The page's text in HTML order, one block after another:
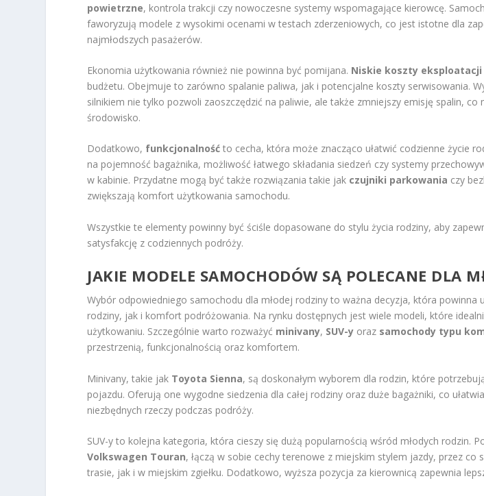
powietrzne, kontrola trakcji czy nowoczesne systemy wspomagające kierowcę.
faworyzują modele z wysokimi ocenami w testach zderzeniowych, co jest istotne dla
najmłodszych pasażerów.
Ekonomia użytkowania również nie powinna być pomijana. Niskie koszty eksploatacji
budżetu. Obejmuje to zarówno spalanie paliwa, jak i potencjalne koszty serwisowania.
silnikiem nie tylko pozwoli zaoszczędzić na paliwie, ale także zmniejszy emisję spalin, co
środowisko.
Dodatkowo, funkcjonalność to cecha, która może znacząco ułatwić codzienne życie
na pojemność bagażnika, możliwość łatwego składania siedzeń czy systemy
w kabinie. Przydatne mogą być także rozwiązania takie jak czujniki parkowania czy
zwiększają komfort użytkowania samochodu.
Wszystkie te elementy powinny być ściśle dopasowane do stylu życia rodziny, aby
satysfakcję z codziennych podróży.
JAKIE MODELE SAMOCHODÓW SĄ POLECANE DLA
Wybór odpowiedniego samochodu dla młodej rodziny to ważna decyzja, która powinna
rodziny, jak i komfort podróżowania. Na rynku dostępnych jest wiele modeli, które
użytkowaniu. Szczególnie warto rozważyć minivany, SUV-y oraz samochody typu
przestrzenią, funkcjonalnością oraz komfortem.
Minivany, takie jak Toyota Sienna, są doskonałym wyborem dla rodzin, które
pojazdu. Oferują one wygodne siedzenia dla całej rodziny oraz duże bagażniki, co
niezbędnych rzeczy podczas podróży.
SUV-y to kolejna kategoria, która cieszy się dużą popularnością wśród młodych rodzin.
Volkswagen Touran, łączą w sobie cechy terenowe z miejskim stylem jazdy, przez co
trasie, jak i w miejskim zgiełku. Dodatkowo, wyższa pozycja za kierownicą zapewnia